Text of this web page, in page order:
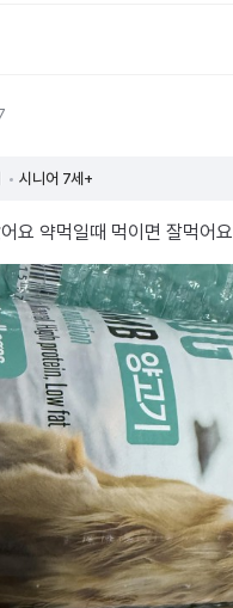
시니어 7세+
요 약먹일때 먹이면 잘먹어요